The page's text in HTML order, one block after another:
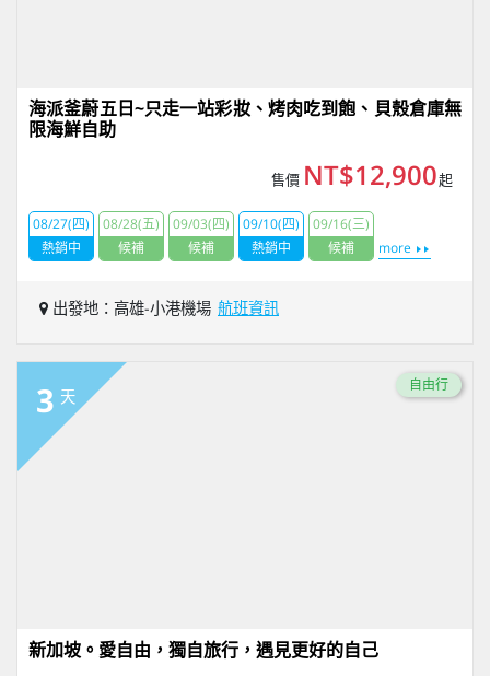
海派釜蔚五日~只走一站彩妝、烤肉吃到飽、貝殼倉庫無
限海鮮自助
售價 NT$12,900起
08/27(四)
熱銷中
08/28(五)
候補
09/03(四)
候補
09/10(四)
熱銷中
09/16(三)
候補
more
出發地：高雄-小港機場 航班資訊
3 天
自由行
新加坡。愛自由，獨自旅行，遇見更好的自己